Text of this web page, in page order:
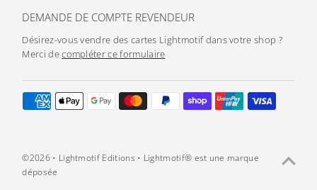
DEMANDE DE COMPTE REVENDEUR
Désirez-vous vendre des cartes Lightmotif dans votre shop ?
Merci decompléter ce formulaire
©2026 • Lightmotif Editions • Lightmotif® est une marque
déposée